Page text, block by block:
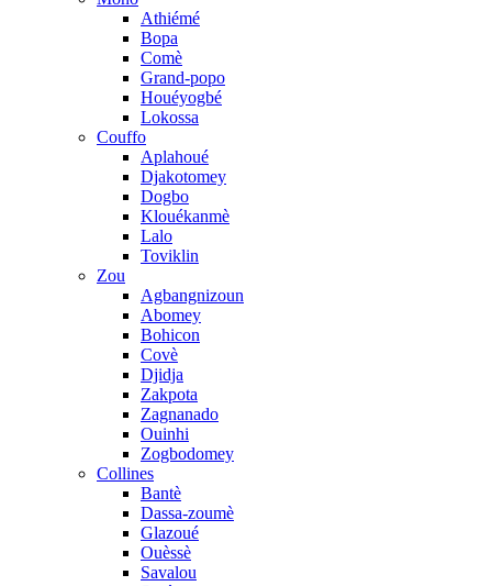
Athiémé
Bopa
Comè
Grand-popo
Houéyogbé
Lokossa
Couffo
Aplahoué
Djakotomey
Dogbo
Klouékanmè
Lalo
Toviklin
Zou
Agbangnizoun
Abomey
Bohicon
Covè
Djidja
Zakpota
Zagnanado
Ouinhi
Zogbodomey
Collines
Bantè
Dassa-zoumè
Glazoué
Ouèssè
Savalou